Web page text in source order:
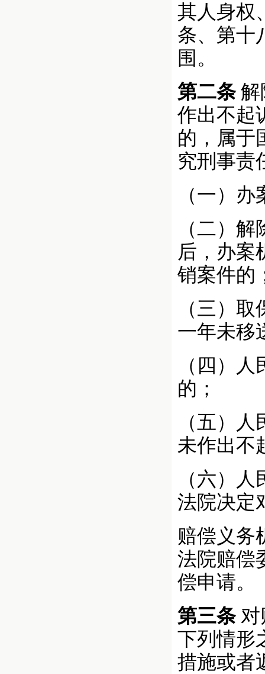
其人身权
条、第十
围。
第二条解
作出不起
的，属于
究刑事责
（一）
（二）
后，办案
销案件的
（三）
一年未移
（四）
的；
（五）
未作出不
（六）
法院决定
赔偿义务
法院赔偿
偿申请。
第三条对
下列情形
措施或者